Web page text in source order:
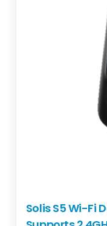
Solis S5 Wi-Fi